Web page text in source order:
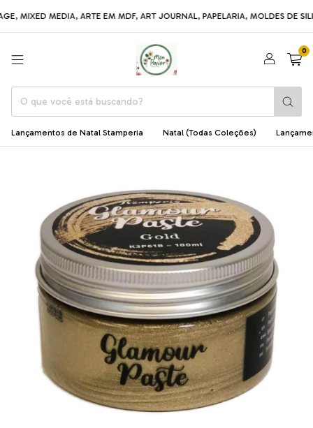
MIXED MEDIA, ARTE EM MDF, ART JOURNAL, PAPELARIA, MOLDES DE
0
Lançamentos de Natal Stamperia Natal (Todas Coleções)